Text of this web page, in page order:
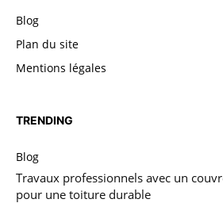
Blog
Plan du site
Mentions légales
TRENDING
Blog
Travaux professionnels avec un
pour une toiture durable